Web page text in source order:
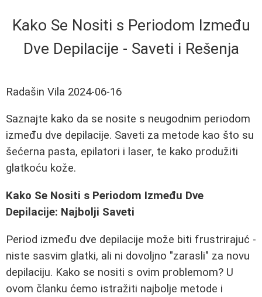
Kako Se Nositi s Periodom Između
Dve Depilacije - Saveti i Rešenja
Radašin Vila 2024-06-16
Saznajte kako da se nosite s neugodnim periodom
između dve depilacije. Saveti za metode kao što su
šećerna pasta, epilatori i laser, te kako produžiti
glatkoću kože.
Kako Se Nositi s Periodom Između Dve
Depilacije: Najbolji Saveti
Period između dve depilacije može biti frustrirajuć -
niste sasvim glatki, ali ni dovoljno "zarasli" za novu
depilaciju. Kako se nositi s ovim problemom? U
ovom članku ćemo istražiti najbolje metode i